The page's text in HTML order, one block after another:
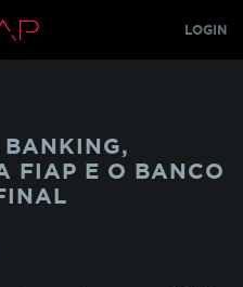
LOGIN
BANKING,
FIAP E O BANCO
de
otimizar
serviços. Os cookies
interação com as